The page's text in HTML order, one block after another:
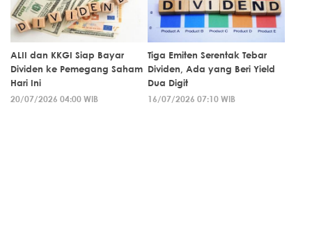
ALII dan KKGI Siap Bayar
Dividen ke Pemegang Saham
Hari Ini
20/07/2026 04:00 WIB
Tiga Emiten Serentak Tebar
Dividen, Ada yang Beri Yield
Dua Digit
16/07/2026 07:10 WIB